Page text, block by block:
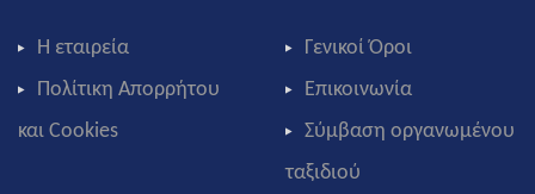
Η εταιρεία Γενικοί Όροι
Πολίτικη Απορρήτου
και Cookies
Επικοινωνία
Σύμβαση οργανωμένου
ταξιδιού